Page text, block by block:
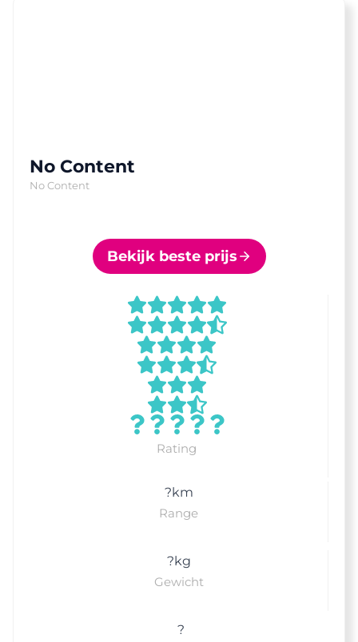
No Content
No Content
Bekijk beste prijs
Rating
?km
Range
?kg
Gewicht
?